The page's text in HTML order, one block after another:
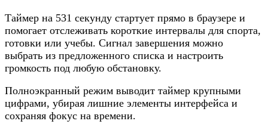
Таймер на 531 секунду стартует прямо в браузере и
помогает отслеживать короткие интервалы для спорта,
готовки или учебы. Сигнал завершения можно
выбрать из предложенного списка и настроить
громкость под любую обстановку.
Полноэкранный режим выводит таймер крупными
цифрами, убирая лишние элементы интерфейса и
сохраняя фокус на времени.